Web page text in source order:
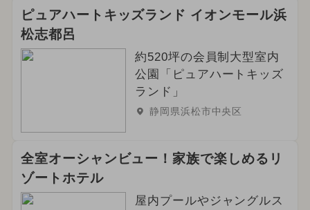
ピュアハートキッズランド イオンモール浜
松志都呂
約520坪の会員制大型室内
公園「ピュアハートキッズ
ランド」
静岡県浜松市中央区
全室オーシャンビュー！家族で楽しめるリ
ゾートホテル
屋内プールやジャングルス